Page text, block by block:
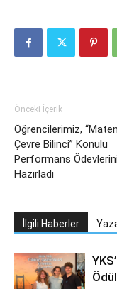
Önceki İçerik
Öğrencilerimiz,
Çevre Bilinci” Konulu
Performans Ödevlerini
Hazırladı
İlgili Haberler